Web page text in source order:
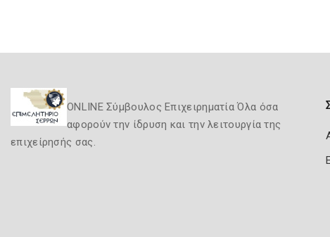
ONLINE Σύμβουλος Επιχειρηματία Όλα όσα
αφορούν την ίδρυση και την λειτουργία της
επιχείρησής σας.